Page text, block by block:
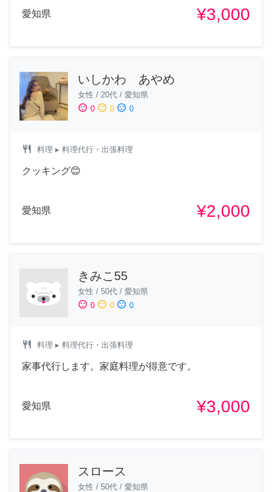
愛知県 ¥3,000
いしかわ あやめ
女性 / 20代 / 愛知県
sentiment_satisfied 0 sentiment_neutral 0 sentiment_dissatisfied 0
restaurant 料理 ▸ 料理代行・出張料理
クッキング😊
愛知県 ¥2,000
きみこ55
女性 / 50代 / 愛知県
sentiment_satisfied 0 sentiment_neutral 0 sentiment_dissatisfied 0
restaurant 料理 ▸ 料理代行・出張料理
家事代行します。家庭料理が得意です。
愛知県 ¥3,000
スロース
女性 / 50代 / 愛知県